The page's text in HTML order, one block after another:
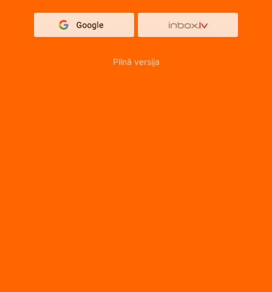
Pilnā versija